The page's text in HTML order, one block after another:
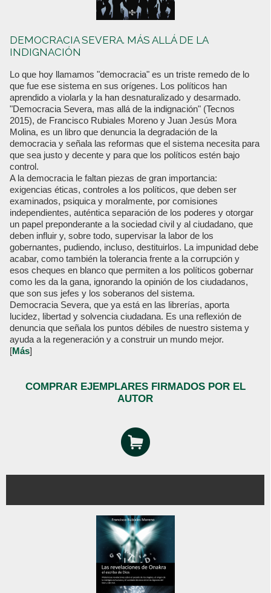
DEMOCRACIA SEVERA. MÁS ALLÁ DE LA
INDIGNACIÓN
Lo que hoy llamamos "democracia" es un triste remedo de lo
que fue ese sistema en sus orígenes. Los políticos han
aprendido a violarla y la han desnaturalizado y desarmado.
"Democracia Severa, mas allá de la indignación" (Tecnos
2015), de Francisco Rubiales Moreno y Juan Jesús Mora
Molina, es un libro que denuncia la degradación de la
democracia y señala las reformas que el sistema necesita para
que sea justo y decente y para que los políticos estén bajo
control.
A la democracia le faltan piezas de gran importancia:
exigencias éticas, controles a los políticos, que deben ser
examinados, psiquica y moralmente, por comisiones
independientes, auténtica separación de los poderes y otorgar
un papel preponderante a la sociedad civil y al ciudadano, que
deben influir y, sobre todo, supervisar la labor de los
gobernantes, pudiendo, incluso, destituirlos. La impunidad debe
acabar, como también la tolerancia frente a la corrupción y
esos cheques en blanco que permiten a los políticos gobernar
como les da la gana, ignorando la opinión de los ciudadanos,
que son sus jefes y los soberanos del sistema.
Democracia Severa, que ya está en las librerías, aporta
lucidez, libertad y solvencia ciudadana. Es una reflexión de
denuncia que señala los puntos débiles de nuestro sistema y
ayuda a la regeneración y a construir un mundo mejor.
[Más]
COMPRAR EJEMPLARES FIRMADOS POR EL
AUTOR